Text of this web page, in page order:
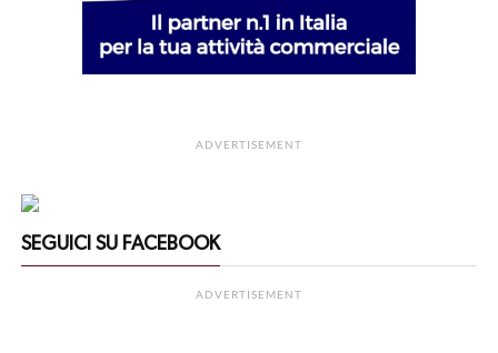
ADVERTISEMENT
SEGUICI SU FACEBOOK
ADVERTISEMENT